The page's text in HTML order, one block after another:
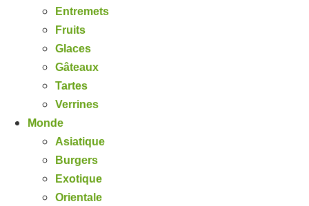
Entremets
Fruits
Glaces
Gâteaux
Tartes
Verrines
Monde
Asiatique
Burgers
Exotique
Orientale